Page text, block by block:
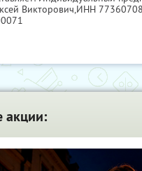
Викторович,ИНН
акции: